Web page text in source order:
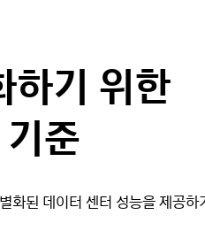
하기 위한
준
된 데이터 센터 성능을 제공하